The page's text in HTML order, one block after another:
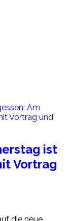
ist
Vortrag
die neue